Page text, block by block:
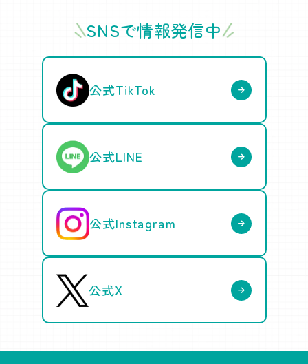
SNSで情報発信中
公式TikTok
公式LINE
公式Instagram
公式X